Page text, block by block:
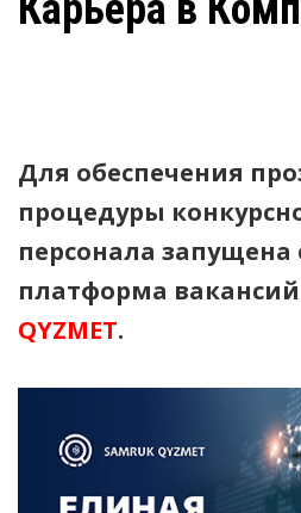
Для обеспечения
процедуры
персонала запущена
платформа вакансий
QYZMET.